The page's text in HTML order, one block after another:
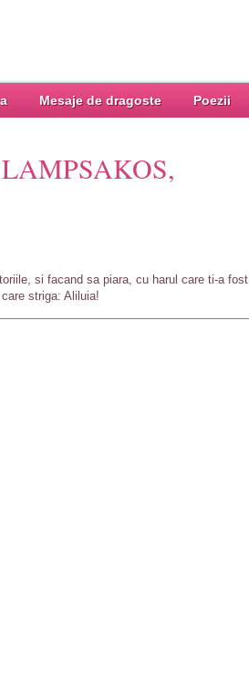
Mesaje de dragoste Poezii
si facand sa piara, cu harul care ti-a fost
striga: Aliluia!